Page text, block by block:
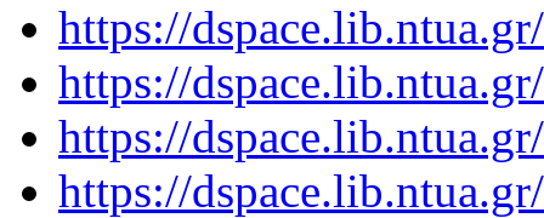
https://
https://
https://
https://